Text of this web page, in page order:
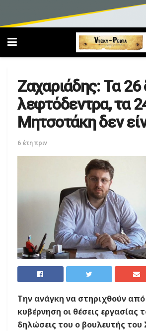
Ζαχαριάδης: Τα 26
λεφτόδεντρα, τα
Μητσοτάκη δεν
6 έτη πριν
Την ανάγκη να στηριχθούν
κυβέρνηση οι θέσεις εργασίας
δηλώσεις του ο βουλευτής του